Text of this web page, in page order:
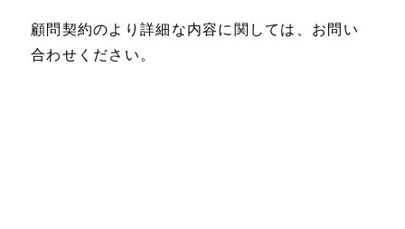
顧問契約のより詳細な内容に関しては、お問い
合わせください。